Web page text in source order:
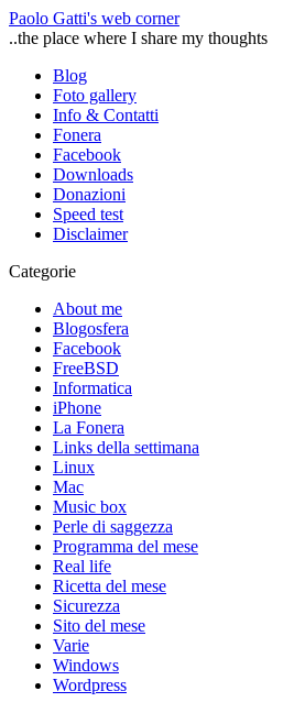
Paolo Gatti's web corner
..the place where I share my thoughts
Blog
Foto gallery
Info & Contatti
Fonera
Facebook
Downloads
Donazioni
Speed test
Disclaimer
Categorie
About me
Blogosfera
Facebook
FreeBSD
Informatica
iPhone
La Fonera
Links della settimana
Linux
Mac
Music box
Perle di saggezza
Programma del mese
Real life
Ricetta del mese
Sicurezza
Sito del mese
Varie
Windows
Wordpress